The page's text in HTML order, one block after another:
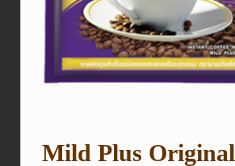
Mild Plus Original